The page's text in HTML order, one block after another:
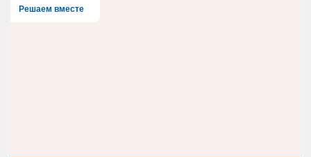
Решаем вместе